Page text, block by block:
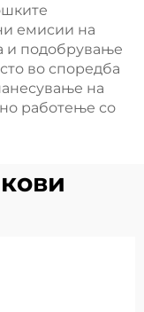
емисии на
и подобрување
во споредба
на
работење со